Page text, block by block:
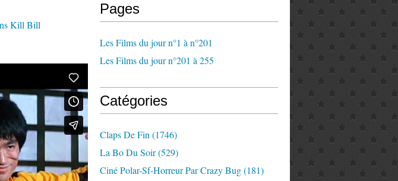
Pages
Les Films du jour n°1 à n°201
Les Films du jour n°201 à 255
Catégories
Claps De Fin (1746)
La Bo Du Soir(529)
Ciné Polar-Sf-Horreur Par Crazy Bug(181)